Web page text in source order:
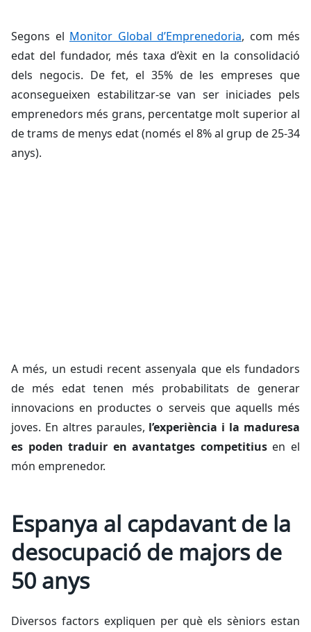
Segons el Monitor Global d’Emprenedoria, com més
edat del fundador, més taxa d’èxit en la consolidació
dels negocis. De fet, el 35% de les empreses que
aconsegueixen estabilitzar-se van ser iniciades pels
emprenedors més grans, percentatge molt superior al
de trams de menys edat (només el 8% al grup de 25-34
anys).
A més, un estudi recent assenyala que els fundadors
de més edat tenen més probabilitats de generar
innovacions en productes o serveis que aquells més
joves. En altres paraules, l’experiència i la maduresa
es poden traduir en avantatges competitiusen el
món emprenedor.
Espanya al capdavant de la
desocupació de majors de
50 anys
Diversos factors expliquen per què els sèniors estan